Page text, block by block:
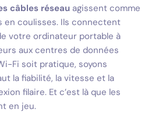
câbles réseau agissent comme
en coulisses. Ils connectent
votre ordinateur portable à
aux centres de données
Fi soit pratique, soyons
la fiabilité, la vitesse et la
filaire. Et c’est là que les
en jeu.